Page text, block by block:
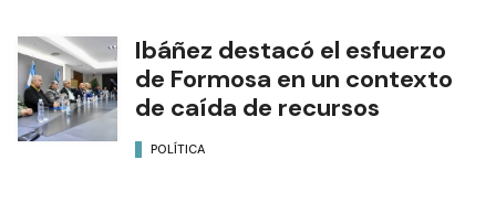
Ibáñez destacó el esfuerzo
de Formosa en un contexto
de caída de recursos
POLÍTICA